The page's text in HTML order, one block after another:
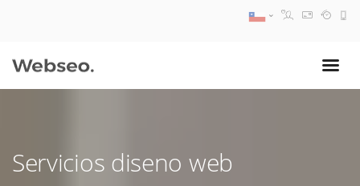
Servicios diseno web
09:30 AM A 18:30 PM